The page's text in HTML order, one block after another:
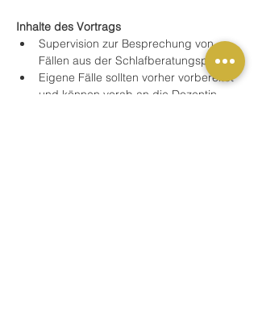
Inhalte des Vortrags
Supervision zur Besprechung von
Fällen aus der Schlafberatungspraxis.
Eigene Fälle sollten vorher vorbereitet
und können vorab an die Dozentin